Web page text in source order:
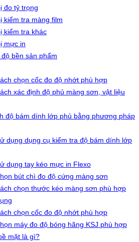
đo tỷ trọng
kiểm tra màng film
kiểm tra khác
mực in
bền sản phẩm
chọn cốc đo độ nhớt phù hợp
xác định độ phủ màng sơn, vật liệu
độ bám dính lớp phủ bằng phương pháp
dụng dụng cụ kiểm tra độ bám dính lớp
dụng tay kéo mực in Flexo
bút chì đo độ cứng màng sơn
chọn thước kéo màng sơn phù hợp
chọn cốc đo độ nhớt phù hợp
máy đo độ bóng hãng KSJ phù hợp
mặt là gì?